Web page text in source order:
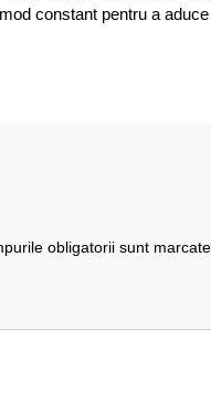
constant pentru a
obligatorii sunt